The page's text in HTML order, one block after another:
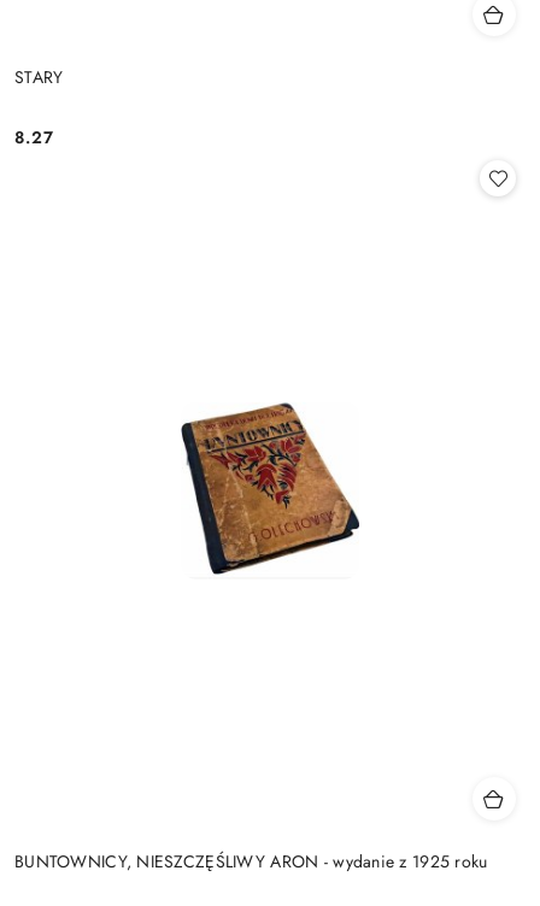
STARY
Cena:
8.27
BUNTOWNICY, NIESZCZĘŚLIWY ARON - wydanie z 1925 roku